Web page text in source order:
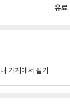
유료
내 가게에서 팔기